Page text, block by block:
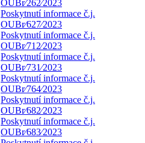
OUBr⁄262⁄2023
Poskytnutí informace č.j.
OUBr⁄627⁄2023
Poskytnutí informace č.j.
OUBr⁄712⁄2023
Poskytnutí informace č.j.
OUBr⁄731⁄2023
Poskytnutí informace č.j.
OUBr⁄764⁄2023
Poskytnutí informace č.j.
OUBr⁄682⁄2023
Poskytnutí informace č.j.
OUBr⁄683⁄2023